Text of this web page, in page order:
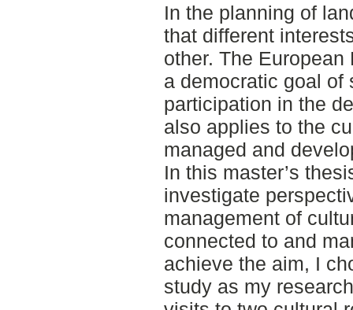
In the planning of
that different
other. The
a democratic goal of
participation in the
also applies to the
managed and
In this master’s
investigate
management of
connected to and
achieve the aim, I
study as my